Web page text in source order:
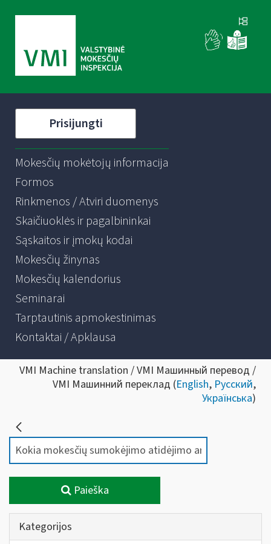
Prisijungti
Mokesčių mokėtojų informacija
Formos
Rinkmenos / Atviri duomenys
Skaičiuoklės ir pagalbininkai
Sąskaitos ir įmokų kodai
Mokesčių žinynas
Mokesčių kalendorius
Seminarai
Tarptautinis apmokestinimas
Kontaktai / Apklausa
VMI Machine translation / VMI Машинный перевод /
VMI Машинний переклад (English, Русский,
Українська)
Paieška
Kategorijos